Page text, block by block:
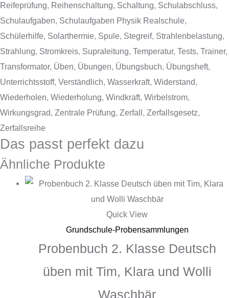
Reifeprüfung, Reihenschaltung, Schaltung, Schulabschluss,
Schulaufgaben, Schulaufgaben Physik Realschule,
Schülerhilfe, Solarthermie, Spule, Stegreif, Strahlenbelastung,
Strahlung, Stromkreis, Supraleitung, Temperatur, Tests, Trainer,
Transformator, Üben, Übungen, Übungsbuch, Übungsheft,
Unterrichtsstoff, Verständlich, Wasserkraft, Widerstand,
Wiederholen, Wiederholung, Windkraft, Wirbelstrom,
Wirkungsgrad, Zentrale Prüfung, Zerfall, Zerfallsgesetz,
Zerfallsreihe
Das passt perfekt dazu
Ähnliche Produkte
Quick View
Grundschule-Probensammlungen
Probenbuch 2. Klasse Deutsch
üben mit Tim, Klara und Wolli
Waschbär